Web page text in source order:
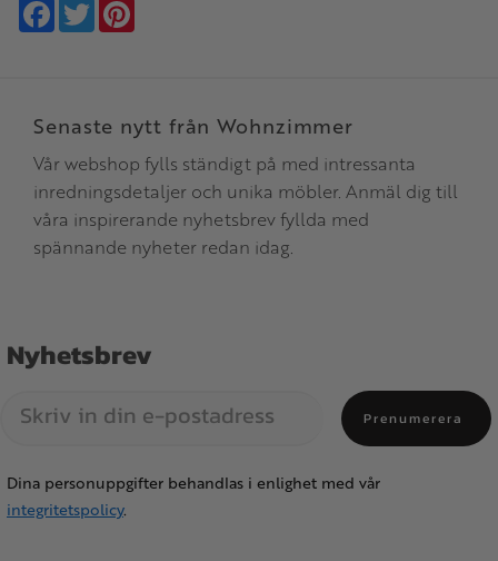
Facebook
Twitter
Senaste nytt från Wohnzimmer
Vår webshop fylls ständigt på med intressanta
inredningsdetaljer och unika möbler. Anmäl dig till
våra inspirerande nyhetsbrev fyllda med
spännande nyheter redan idag.
Nyhetsbrev
Prenumerera
Dina personuppgifter behandlas i enlighet med vår
integritetspolicy.